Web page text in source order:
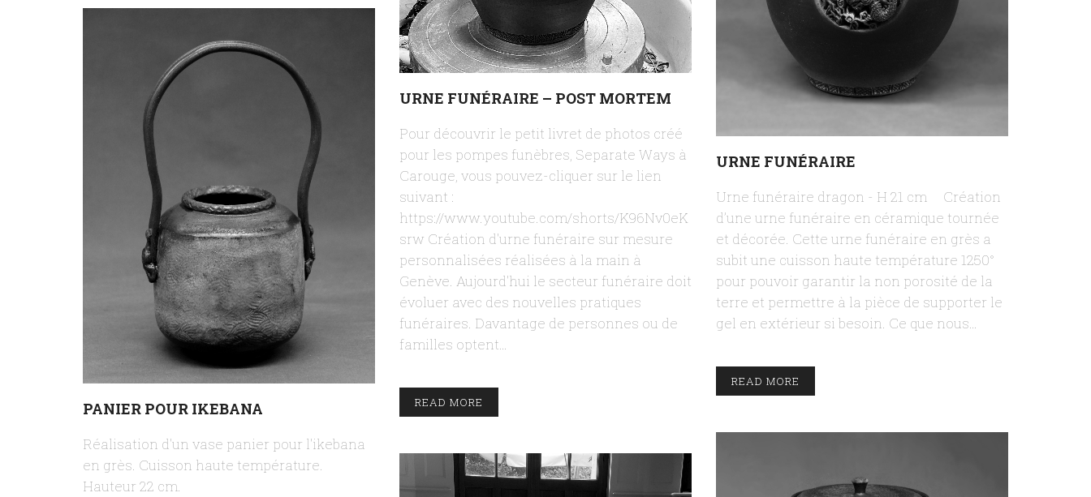
URNE FUNÉRAIRE – POST MORTEM
Pour découvrir le petit livret de photos créé
pour les pompes funèbres, Separate Ways à
Carouge, vous pouvez-cliquer sur le lien
suivant :
https://www.youtube.com/shorts/K96Nv0eK
srw Création d'urne funéraire sur mesure
personnalisées réalisées à la main à
Genève. Aujourd'hui le secteur funéraire doit
évoluer avec des nouvelles pratiques
funéraires. Davantage de personnes ou de
familles optent…
READ MORE
URNE FUNÉRAIRE
Urne funéraire dragon - H 21 cm Création
d’une urne funéraire en céramique tournée
et décorée. Cette urne funéraire en grès a
subit une cuisson haute température 1250°
pour pouvoir garantir la non porosité de la
terre et permettre à la pièce de supporter le
gel en extérieur si besoin. Ce que nous…
READ MORE
PANIER POUR IKEBANA
Réalisation d'un vase panier pour l'ikebana
en grès. Cuisson haute température.
Hauteur 22 cm.